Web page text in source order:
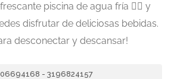
piscina de agua fría 🏊‍♂️ y
disfrutar de deliciosas bebidas.
desconectar y descansar!
- 3196824157